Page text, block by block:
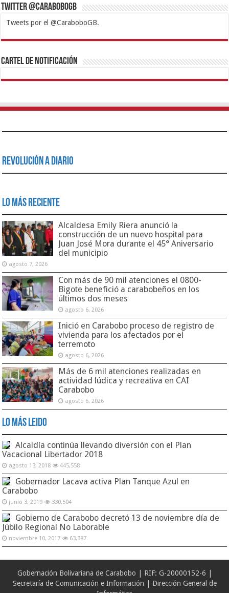
Twitter @CaraboboGB
Tweets por el @CaraboboGB.
1xbetBetturkeyBetistKralbetSupertotobetTipobetMatadorbetMariobet
https://mvbcasino.com/
Cartel de Notificación
Revolución a Diario
Lo Más Reciente
Alcaldesa Emily Riera anunció la
construcción de un nuevo hospital para
Juan José Mora durante el 45° Aniversario
del municipio
agosto 7, 2026
Con más de 90 mil atenciones el 0800-
Bigote benefició a carabobeños en los
últimos dos meses
agosto 6, 2026
Inició en Carabobo proceso de registro de
vivienda para los afectados por el
terremoto
agosto 6, 2026
Más de 6 mil atenciones realizadas en
actividad lúdica y recreativa en CAI
Carabobo
agosto 6, 2026
Lo Más Leido
Alcaldía continúa llevando diversión con el Plan
Vacacional Libertador 2018
agosto 13, 2018 445,558
Gobernador Lacava activa Plan Tanque Azul en
Carabobo
junio 3, 2019 330,504
Gobierno de Carabobo decretó 13 de noviembre día de
Júbilo Regional No Laborable
noviembre 10, 2017 63,387
Gobernación Bolivariana de Carabobo | RIF: G-20000152-6 |
Secretaría de Comunicación e Información | Dirección General de